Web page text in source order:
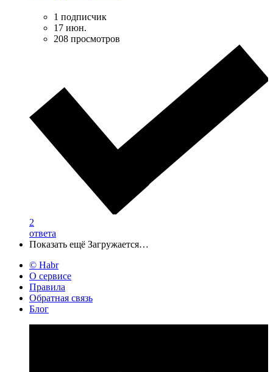
1 подписчик
17 июн.
208 просмотров
2
ответа
Показать ещё Загружается…
© Habr
О сервисе
Правила
Обратная связь
Блог